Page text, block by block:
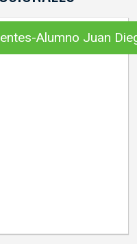
Alumno Juan